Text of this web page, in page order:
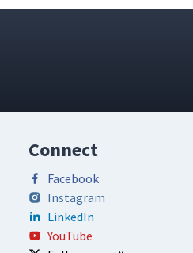
Connect
Facebook
Instagram
LinkedIn
YouTube